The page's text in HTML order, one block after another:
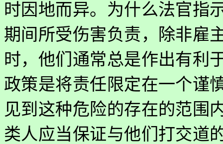
时因地而异。为什么法官指
期间所受伤害负责，除非雇
时，他们通常总是作出有利
政策是将责任限定在一个谨
见到这种危险的存在的范围
类人应当保证与他们打交道